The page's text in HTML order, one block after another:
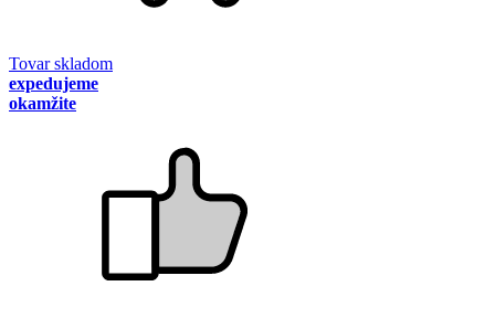
Tovar skladom
expedujeme
okamžite